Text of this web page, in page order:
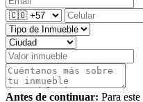
Antes de continuar: Para